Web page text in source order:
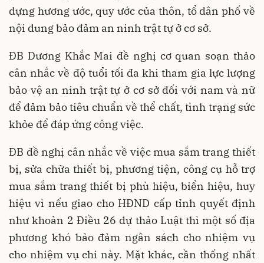
dựng hương ước, quy ước của thôn, tổ dân phố về
nội dung bảo đảm an ninh trật tự ở cơ sở.
ĐB Dương Khắc Mai đề nghị cơ quan soạn thảo
cân nhắc về độ tuổi tối đa khi tham gia lực lượng
bảo vệ an ninh trật tự ở cơ sở đối với nam và nữ
để đảm bảo tiêu chuẩn về thể chất, tình trạng sức
khỏe để đáp ứng công việc.
ĐB đề nghị cân nhắc về việc mua sắm trang thiết
bị, sửa chữa thiết bị, phương tiện, công cụ hỗ trợ
mua sắm trang thiết bị phù hiệu, biển hiệu, huy
hiệu vì nếu giao cho HĐND cấp tỉnh quyết định
như khoản 2 Điều 26 dự thảo Luật thì một số địa
phương khó bảo đảm ngân sách cho nhiệm vụ
cho nhiệm vụ chi này. Mặt khác, cần thống nhất